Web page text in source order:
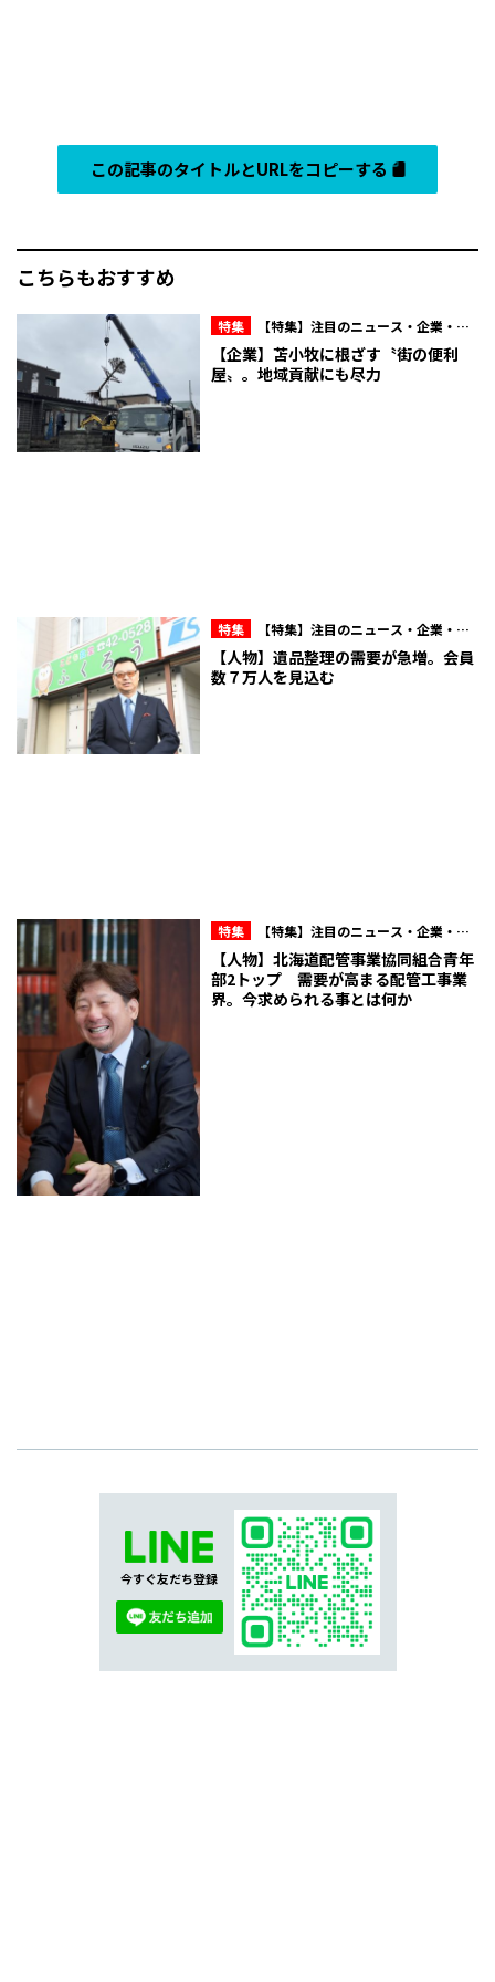
この記事のタイトルとURLをコピーする
こちらもおすすめ
特集
【特集】注目のニュース・企業・人
物【企業】苫小牧に根ざす〝街の便利
屋〟。地域貢献にも尽力
特集
【特集】注目のニュース・企業・人
物【人物】遺品整理の需要が急増。会員
数７万人を見込む
特集
【特集】注目のニュース・企業・人
物【人物】北海道配管事業協同組合青年
部2トップ 需要が高まる配管工事業
界。今求められる事とは何か
今すぐ友だち登録